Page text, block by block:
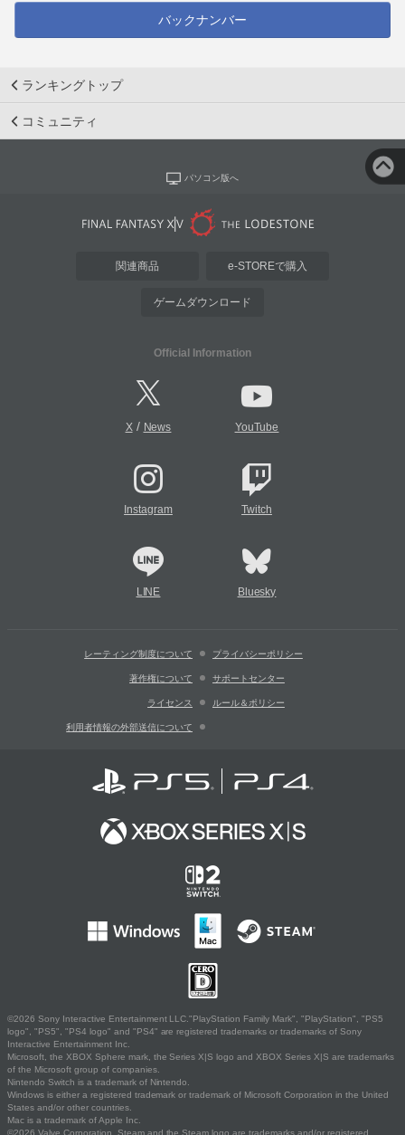
バックナンバー
ランキングトップ
コミュニティ
パソコン版へ
関連商品 e-STOREで購入
ゲームダウンロード
Official Information
X/ News YouTube
Instagram Twitch
LINE Bluesky
レーティング制度について プライバシーポリシー
著作権について サポートセンター
ライセンス ルール＆ポリシー
利用者情報の外部送信について
©2026 Sony Interactive Entertainment LLC."PlayStation Family Mark", "PlayStation", "PS5
logo", "PS5", "PS4 logo" and "PS4" are registered trademarks or trademarks of Sony
Interactive Entertainment Inc.
Microsoft, the XBOX Sphere mark, the Series X|S logo and XBOX Series X|S are trademarks
of the Microsoft group of companies.
Nintendo Switch is a trademark of Nintendo.
Windows is either a registered trademark or trademark of Microsoft Corporation in the United
States and/or other countries.
Mac is a trademark of Apple Inc.
©2026 Valve Corporation. Steam and the Steam logo are trademarks and/or registered